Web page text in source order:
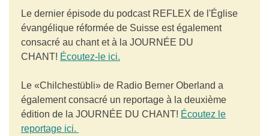
Le dernier épisode du podcast REFLEX de l'Église
évangélique réformée de Suisse est également
consacré au chant et à la JOURNÉE DU
CHANT! Écoutez-le ici.
Le «Chilchestübli» de Radio Berner Oberland a
également consacré un reportage à la deuxième
édition de la JOURNÉE DU CHANT! Écoutez le
reportage ici.